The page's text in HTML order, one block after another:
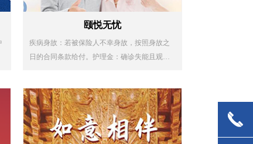
颐悦无忧
疾病身故：若被保险人不幸身故，按照身故之
日的合同条款给付。护理金：确诊失能且观察
끅